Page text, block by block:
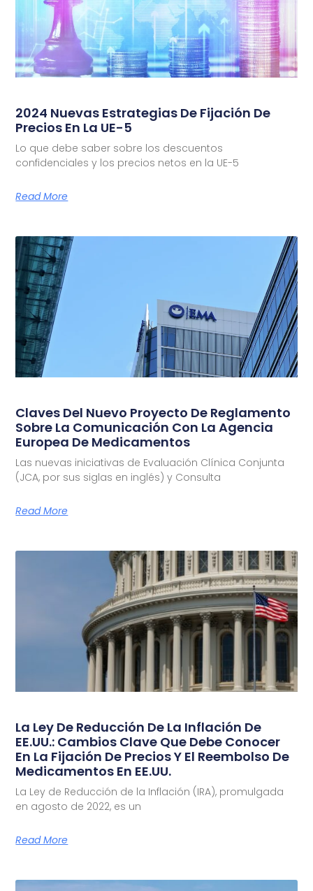
2024 Nuevas Estrategias De Fijación De
Precios En La UE-5
Lo que debe saber sobre los descuentos
confidenciales y los precios netos en la UE-5
Read More
Claves Del Nuevo Proyecto De Reglamento
Sobre La Comunicación Con La Agencia
Europea De Medicamentos
Las nuevas iniciativas de Evaluación Clínica Conjunta
(JCA, por sus siglas en inglés) y Consulta
Read More
La Ley De Reducción De La Inflación De
EE.UU.: Cambios Clave Que Debe Conocer
En La Fijación De Precios Y El Reembolso De
Medicamentos En EE.UU.
La Ley de Reducción de la Inflación (IRA), promulgada
en agosto de 2022, es un
Read More